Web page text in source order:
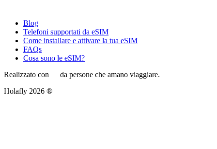
Blog
Telefoni supportati da eSIM
Come installare e attivare la tua eSIM
FAQs
Cosa sono le eSIM?
Realizzato con
da persone che amano viaggiare.
Holafly 2026 ®